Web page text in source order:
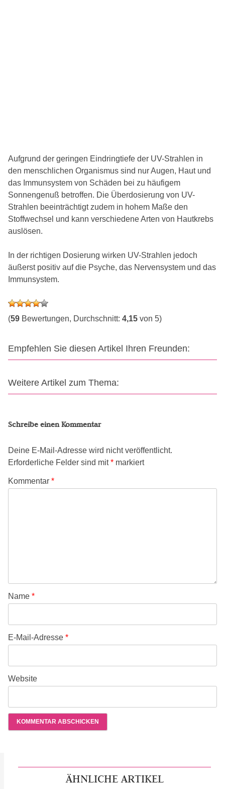
Aufgrund der geringen Eindringtiefe der UV-Strahlen in
den menschlichen Organismus sind nur Augen, Haut und
das Immunsystem von Schäden bei zu häufigem
Sonnengenuß betroffen. Die Überdosierung von UV-
Strahlen beeinträchtigt zudem in hohem Maße den
Stoffwechsel und kann verschiedene Arten von Hautkrebs
auslösen.
In der richtigen Dosierung wirken UV-Strahlen jedoch
äußerst positiv auf die Psyche, das Nervensystem und das
Immunsystem.
(59 Bewertungen, Durchschnitt: 4,15 von 5)
Empfehlen Sie diesen Artikel Ihren Freunden:
Weitere Artikel zum Thema:
Schreibe einen Kommentar
Deine E-Mail-Adresse wird nicht veröffentlicht.
Erforderliche Felder sind mit* markiert
Kommentar *
Name *
E-Mail-Adresse *
Website
ÄHNLICHE ARTIKEL